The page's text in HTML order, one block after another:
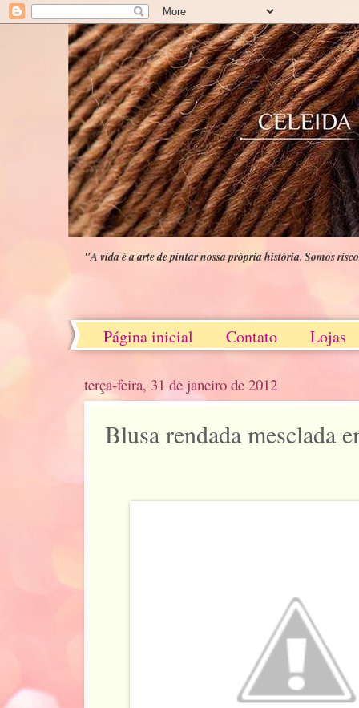
"A vida é a arte de pintar nossa própria história. Somos
Página inicial Contato Lojas
terça-feira, 31 de janeiro de 2012
Blusa rendada mesclada